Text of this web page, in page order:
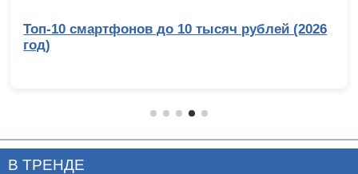
Топ-10 смартфонов до 10 тысяч рублей (2026
год)
В ТРЕНДЕ